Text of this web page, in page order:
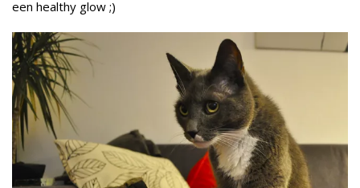
een healthy glow ;)